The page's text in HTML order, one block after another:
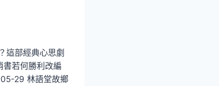
這部經典心思劇
若何勝利改編
29 林語堂故鄉